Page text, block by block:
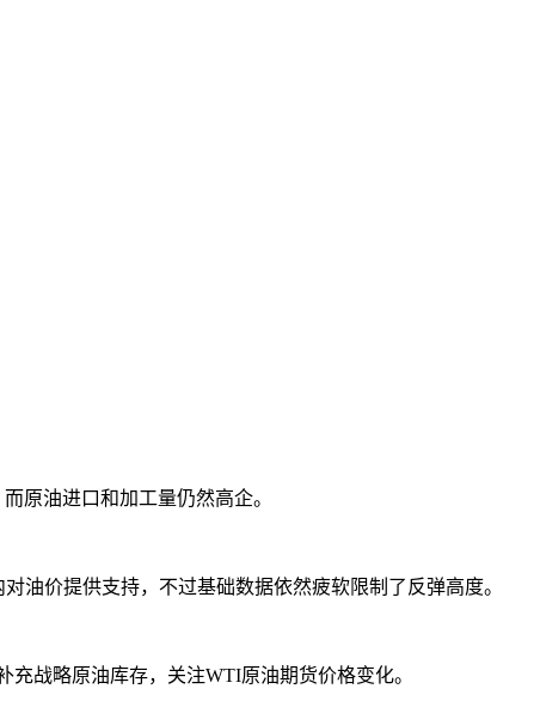
原油进口和加工量仍然高企。
价提供支持，不过基础数据依然疲软限制了反弹高度。
战略原油库存，关注WTI原油期货价格变化。